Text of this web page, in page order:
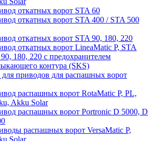
откатных ворот STA 60
откатных ворот STA 400 / STA 500
откатных ворот STA 90, 180, 220
откатных ворот LineaMatic P, STA
180, 220 с предохранителем
контура (SKS)
для приводов для распашных ворот
распашных ворот RotaMatic P, PL,
Akku Solar
распашных ворот Portronic D 5000, D
распашных ворот VersaMatic P,
Solar